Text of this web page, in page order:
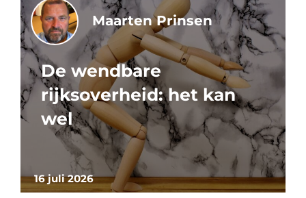
16 juli 2026
Maarten Prinsen
De wendbare
rijksoverheid: het kan
wel